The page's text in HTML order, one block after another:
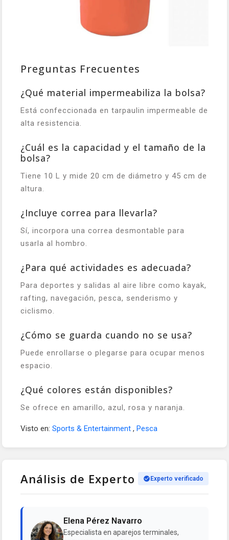
Preguntas Frecuentes
¿Qué material impermeabiliza la bolsa?
Está confeccionada en tarpaulin impermeable de
alta resistencia.
¿Cuál es la capacidad y el tamaño de la
bolsa?
Tiene 10 L y mide 20 cm de diámetro y 45 cm de
altura.
¿Incluye correa para llevarla?
Sí, incorpora una correa desmontable para
usarla al hombro.
¿Para qué actividades es adecuada?
Para deportes y salidas al aire libre como kayak,
rafting, navegación, pesca, senderismo y
ciclismo.
¿Cómo se guarda cuando no se usa?
Puede enrollarse o plegarse para ocupar menos
espacio.
¿Qué colores están disponibles?
Se ofrece en amarillo, azul, rosa y naranja.
Visto en: Sports & Entertainment , Pesca
Análisis de Experto Experto verificado
Elena Pérez Navarro
Especialista en aparejos terminales,